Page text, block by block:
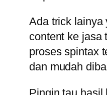
Ada trick lainya
content ke jasa
proses spintax
dan mudah